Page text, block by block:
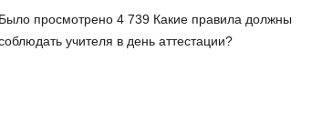
Было просмотрено 4 739 Какие правила должны
учителя в день аттестации?